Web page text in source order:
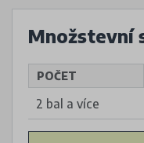
Množstevní
POČET
2 bal a více